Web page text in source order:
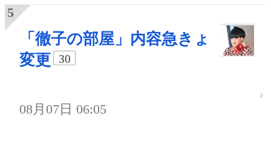
「徹子の部屋」内容急きょ
変更
30
08月07日 06:05